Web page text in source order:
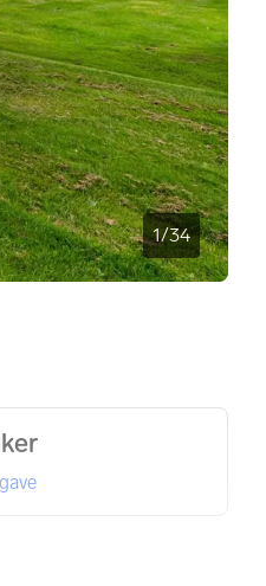
1/34